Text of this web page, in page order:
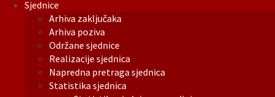
Sjednice
Arhiva zaključaka
Arhiva poziva
Održane sjednice
Realizacije sjednica
Napredna pretraga sjednica
Statistika sjednica